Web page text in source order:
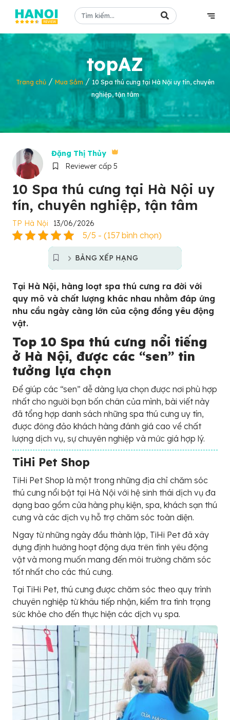
topAZ
Trang chủ/ Mua Sắm/ 10 Spa thú cưng tại Hà Nội uy tín, chuyên
nghiệp, tận tâm
Đặng Thị Thủy
Reviewer cấp 5
10 Spa thú cưng tại Hà Nội uy
tín, chuyên nghiệp, tận tâm
TP Hà Nội 13/06/2026
5/5 - (157 bình chọn)
BẢNG XẾP HẠNG
Tại Hà Nội, hàng loạt spa thú cưng ra đời với
quy mô và chất lượng khác nhau nhằm đáp ứng
nhu cầu ngày càng lớn của cộng đồng yêu động
vật.
Top 10 Spa thú cưng nổi tiếng
ở Hà Nội, được các “sen” tin
tưởng lựa chọn
Để giúp các “sen” dễ dàng lựa chọn được nơi phù hợp
nhất cho người bạn bốn chân của mình, bài viết này
đã tổng hợp danh sách những spa thú cưng uy tín,
được đông đảo khách hàng đánh giá cao về chất
lượng dịch vụ, sự chuyên nghiệp và mức giá hợp lý.
TiHi Pet Shop
TiHi Pet Shop là một trong những địa chỉ chăm sóc
thú cưng nổi bật tại Hà Nội với hệ sinh thái dịch vụ đa
dạng bao gồm cửa hàng phụ kiện, spa, khách sạn thú
cưng và các dịch vụ hỗ trợ chăm sóc toàn diện.
Ngay từ những ngày đầu thành lập, TiHi Pet đã xây
dựng định hướng hoạt động dựa trên tình yêu động
vật và mong muốn mang đến môi trường chăm sóc
tốt nhất cho các thú cưng.
Tại TiHi Pet, thú cưng được chăm sóc theo quy trình
chuyên nghiệp từ khâu tiếp nhận, kiểm tra tình trạng
sức khỏe cho đến thực hiện các dịch vụ spa.